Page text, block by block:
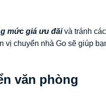
mức giá ưu đãivà tránh
vị chuyển nhà Go sẽ giúp
văn phòng